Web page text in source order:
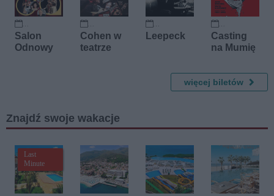
30 września 2026
Salon
Odnowy
4 października 2026
Cohen w
teatrze
7 października 2026
Leepeck 21 listopada 2026
Casting
na Mumię
więcej biletów
Znajdź swoje wakacje
Last
Minute